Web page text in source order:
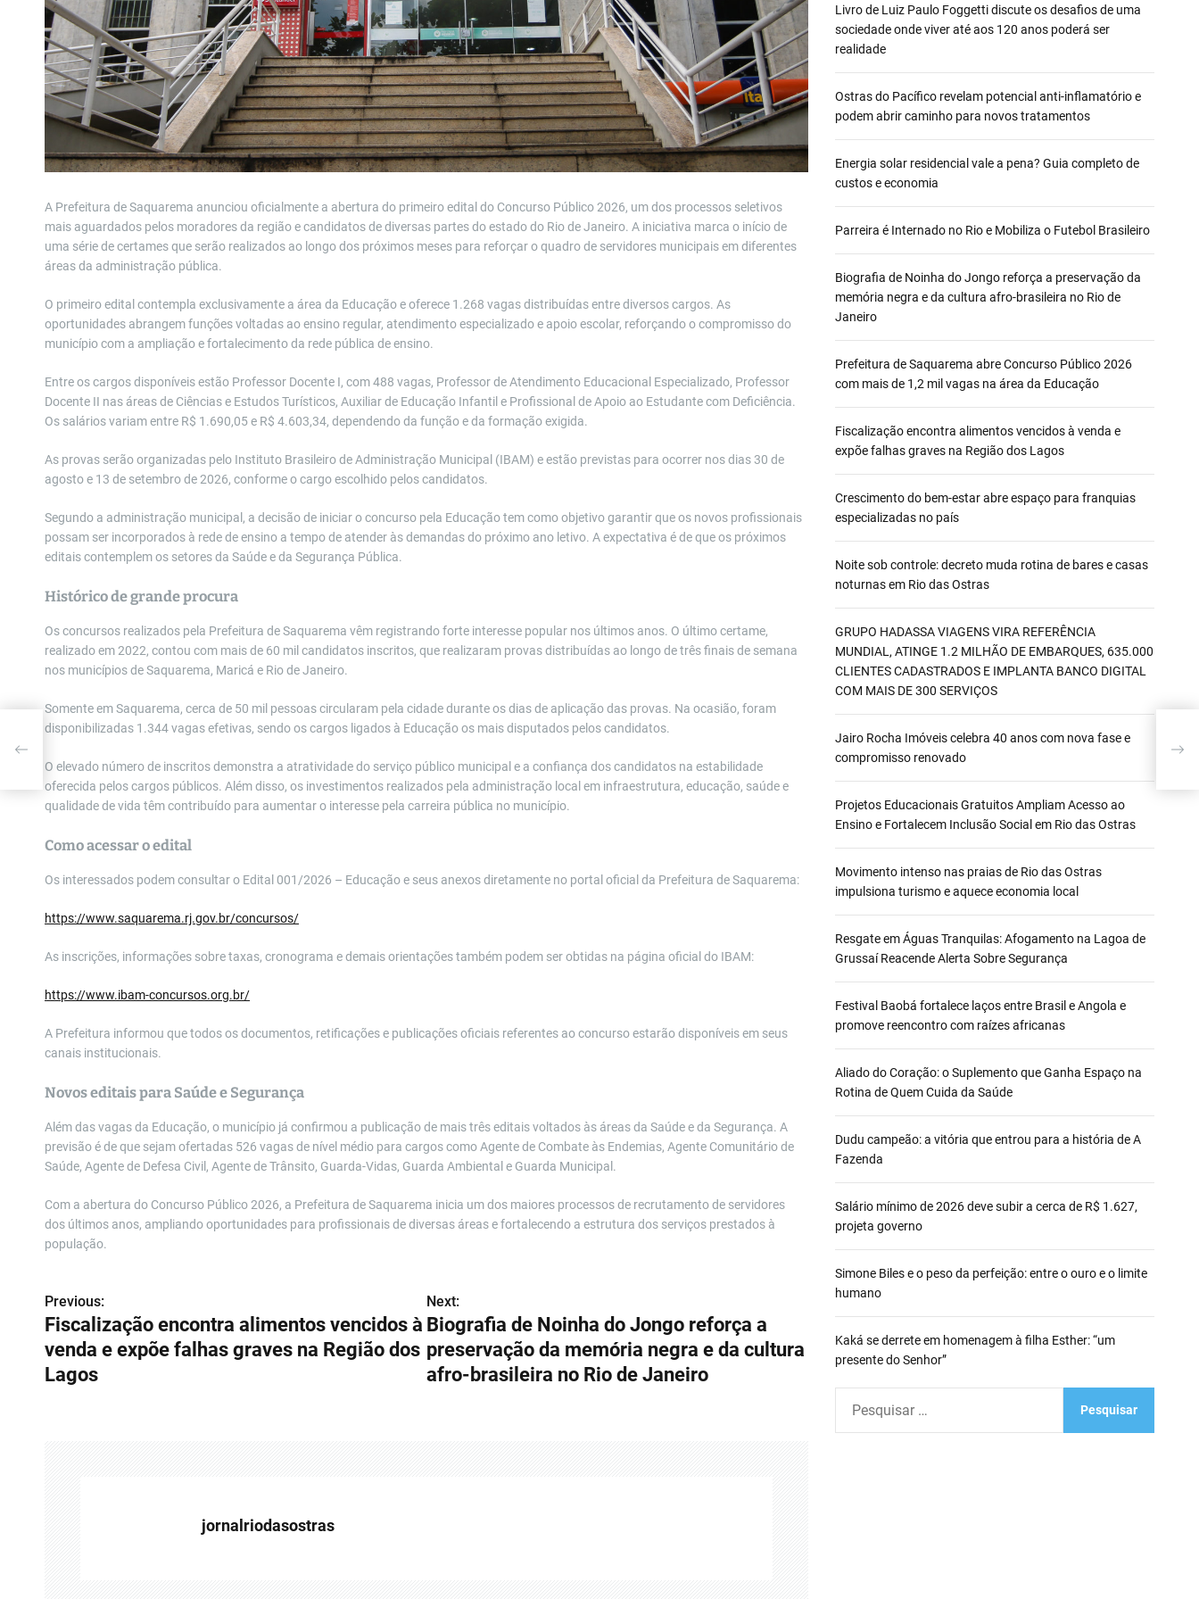
A Prefeitura de Saquarema anunciou oficialmente a abertura do primeiro edital do Concurso Público 2026, um dos processos seletivos
mais aguardados pelos moradores da região e candidatos de diversas partes do estado do Rio de Janeiro. A iniciativa marca o início de
uma série de certames que serão realizados ao longo dos próximos meses para reforçar o quadro de servidores municipais em diferentes
áreas da administração pública.
O primeiro edital contempla exclusivamente a área da Educação e oferece 1.268 vagas distribuídas entre diversos cargos. As
oportunidades abrangem funções voltadas ao ensino regular, atendimento especializado e apoio escolar, reforçando o compromisso do
município com a ampliação e fortalecimento da rede pública de ensino.
Entre os cargos disponíveis estão Professor Docente I, com 488 vagas, Professor de Atendimento Educacional Especializado, Professor
Docente II nas áreas de Ciências e Estudos Turísticos, Auxiliar de Educação Infantil e Profissional de Apoio ao Estudante com Deficiência.
Os salários variam entre R$ 1.690,05 e R$ 4.603,34, dependendo da função e da formação exigida.
As provas serão organizadas pelo Instituto Brasileiro de Administração Municipal (IBAM) e estão previstas para ocorrer nos dias 30 de
agosto e 13 de setembro de 2026, conforme o cargo escolhido pelos candidatos.
Segundo a administração municipal, a decisão de iniciar o concurso pela Educação tem como objetivo garantir que os novos profissionais
possam ser incorporados à rede de ensino a tempo de atender às demandas do próximo ano letivo. A expectativa é de que os próximos
editais contemplem os setores da Saúde e da Segurança Pública.
Histórico de grande procura
Os concursos realizados pela Prefeitura de Saquarema vêm registrando forte interesse popular nos últimos anos. O último certame,
realizado em 2022, contou com mais de 60 mil candidatos inscritos, que realizaram provas distribuídas ao longo de três finais de semana
nos municípios de Saquarema, Maricá e Rio de Janeiro.
Somente em Saquarema, cerca de 50 mil pessoas circularam pela cidade durante os dias de aplicação das provas. Na ocasião, foram
disponibilizadas 1.344 vagas efetivas, sendo os cargos ligados à Educação os mais disputados pelos candidatos.
O elevado número de inscritos demonstra a atratividade do serviço público municipal e a confiança dos candidatos na estabilidade
oferecida pelos cargos públicos. Além disso, os investimentos realizados pela administração local em infraestrutura, educação, saúde e
qualidade de vida têm contribuído para aumentar o interesse pela carreira pública no município.
Como acessar o edital
Os interessados podem consultar o Edital 001/2026 – Educação e seus anexos diretamente no portal oficial da Prefeitura de Saquarema:
https://www.saquarema.rj.gov.br/concursos/
As inscrições, informações sobre taxas, cronograma e demais orientações também podem ser obtidas na página oficial do IBAM:
https://www.ibam-concursos.org.br/
A Prefeitura informou que todos os documentos, retificações e publicações oficiais referentes ao concurso estarão disponíveis em seus
canais institucionais.
Novos editais para Saúde e Segurança
Além das vagas da Educação, o município já confirmou a publicação de mais três editais voltados às áreas da Saúde e da Segurança. A
previsão é de que sejam ofertadas 526 vagas de nível médio para cargos como Agente de Combate às Endemias, Agente Comunitário de
Saúde, Agente de Defesa Civil, Agente de Trânsito, Guarda-Vidas, Guarda Ambiental e Guarda Municipal.
Com a abertura do Concurso Público 2026, a Prefeitura de Saquarema inicia um dos maiores processos de recrutamento de servidores
dos últimos anos, ampliando oportunidades para profissionais de diversas áreas e fortalecendo a estrutura dos serviços prestados à
população.
N
a
v
Previous:
Fiscalização encontra alimentos vencidos à
venda e expõe falhas graves na Região dos
Lagos
Next:
Biografia de Noinha do Jongo reforça a
preservação da memória negra e da cultura
afro-brasileira no Rio de Janeiro
jornalriodasostras
Livro de Luiz Paulo Foggetti discute os desafios de uma
sociedade onde viver até aos 120 anos poderá ser
realidade
Ostras do Pacífico revelam potencial anti-inflamatório e
podem abrir caminho para novos tratamentos
Energia solar residencial vale a pena? Guia completo de
custos e economia
Parreira é Internado no Rio e Mobiliza o Futebol Brasileiro
Biografia de Noinha do Jongo reforça a preservação da
memória negra e da cultura afro-brasileira no Rio de
Janeiro
Prefeitura de Saquarema abre Concurso Público 2026
com mais de 1,2 mil vagas na área da Educação
Fiscalização encontra alimentos vencidos à venda e
expõe falhas graves na Região dos Lagos
Crescimento do bem-estar abre espaço para franquias
especializadas no país
Noite sob controle: decreto muda rotina de bares e casas
noturnas em Rio das Ostras
GRUPO HADASSA VIAGENS VIRA REFERÊNCIA
MUNDIAL, ATINGE 1.2 MILHÃO DE EMBARQUES, 635.000
CLIENTES CADASTRADOS E IMPLANTA BANCO DIGITAL
COM MAIS DE 300 SERVIÇOS
Jairo Rocha Imóveis celebra 40 anos com nova fase e
compromisso renovado
Projetos Educacionais Gratuitos Ampliam Acesso ao
Ensino e Fortalecem Inclusão Social em Rio das Ostras
Movimento intenso nas praias de Rio das Ostras
impulsiona turismo e aquece economia local
Resgate em Águas Tranquilas: Afogamento na Lagoa de
Grussaí Reacende Alerta Sobre Segurança
Festival Baobá fortalece laços entre Brasil e Angola e
promove reencontro com raízes africanas
Aliado do Coração: o Suplemento que Ganha Espaço na
Rotina de Quem Cuida da Saúde
Dudu campeão: a vitória que entrou para a história de A
Fazenda
Salário mínimo de 2026 deve subir a cerca de R$ 1.627,
projeta governo
Simone Biles e o peso da perfeição: entre o ouro e o limite
humano
Kaká se derrete em homenagem à filha Esther: “um
presente do Senhor”
a